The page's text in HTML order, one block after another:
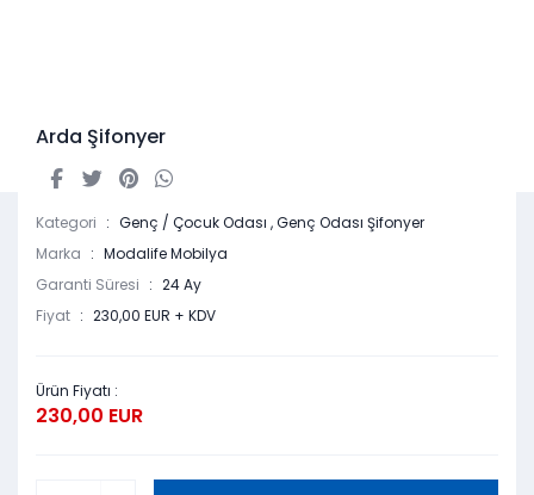
Arda Şifonyer
Kategori Genç / Çocuk Odası ,Genç Odası Şifonyer
Marka
Modalife Mobilya
Garanti Süresi
24 Ay
Fiyat
230,00 EUR + KDV
Ürün Fiyatı :
230,00 EUR